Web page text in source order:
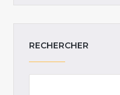
RECHERCHER